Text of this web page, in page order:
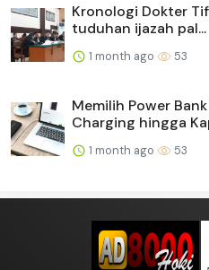
Kronologi Dokter
tuduhan ijazah pal...
1 month ago 53
Memilih Power
Charging hingga
1 month ago 53